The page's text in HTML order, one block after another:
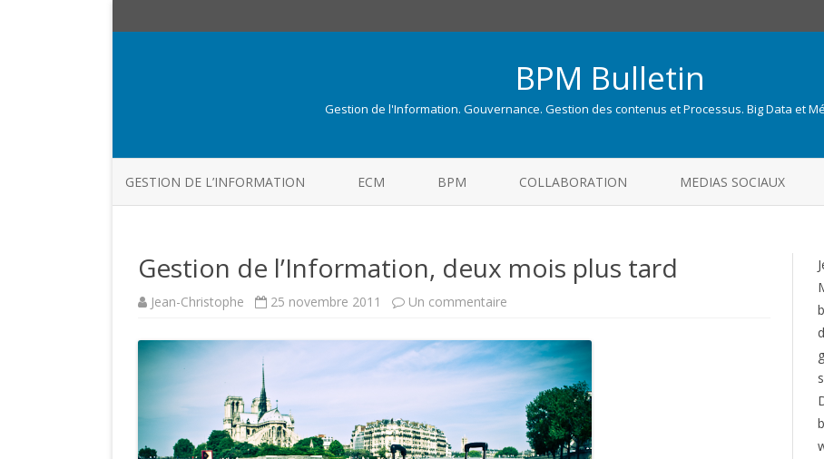
BPM Bulletin
Gestion de l'Information. Gouvernance. Gestion des contenus et Processus. Big Data et
to
GESTION DE L’INFORMATION ECM BPM COLLABORATION MEDIAS SOCIAUX
Gestion de l’Information, deux mois plus tard
Jean-Christophe 25 novembre 2011 Un commentaire
l’Information,
deux
mois
plus
tard